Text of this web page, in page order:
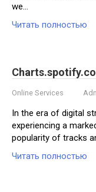
we…
Читать полностью
Online Services
In the era of digital
experiencing a
popularity of tracks
Читать полностью